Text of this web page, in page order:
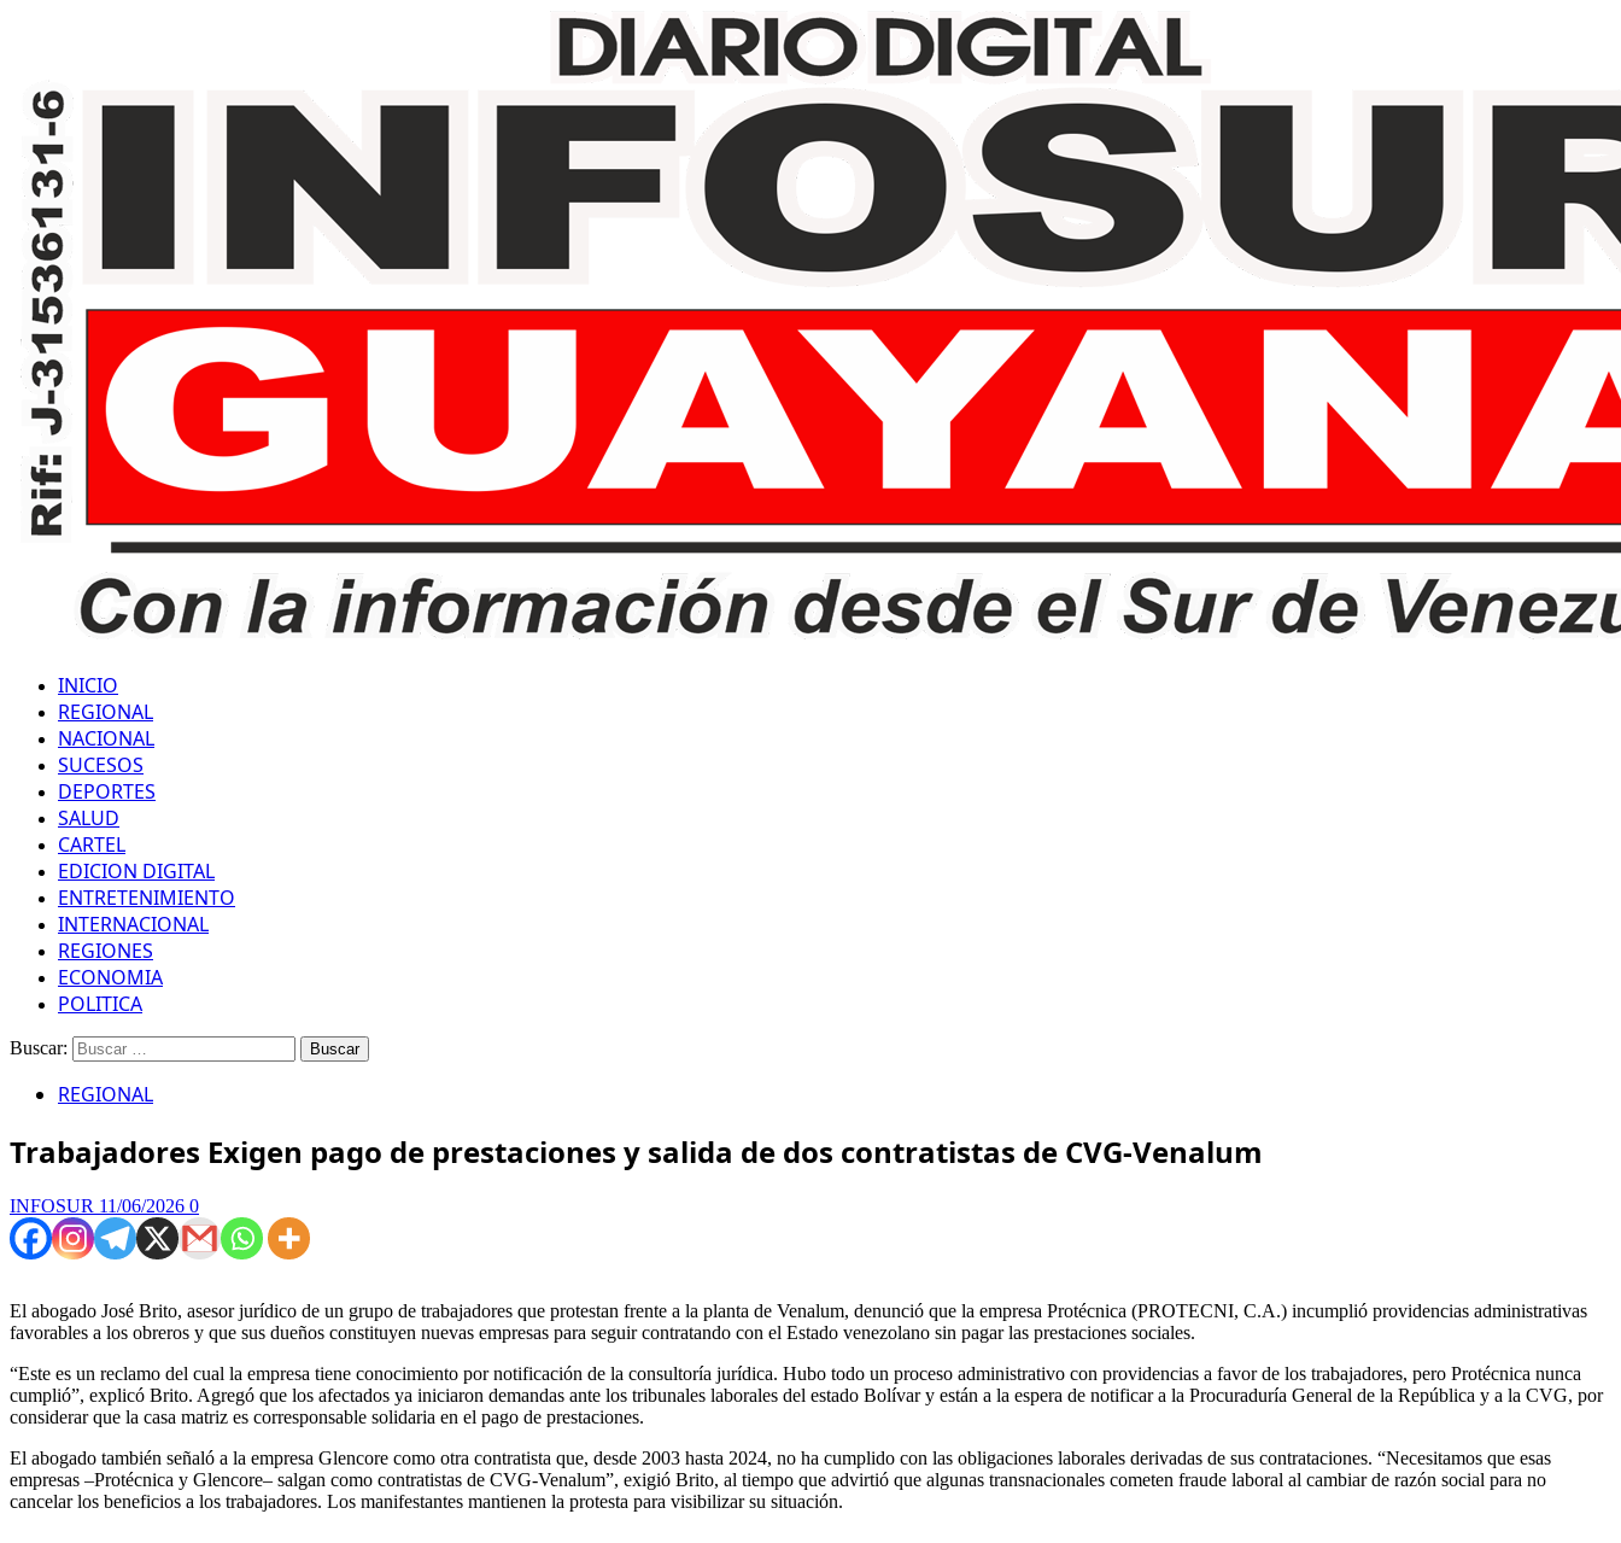
INICIO
REGIONAL
NACIONAL
SUCESOS
DEPORTES
SALUD
CARTEL
EDICION DIGITAL
ENTRETENIMIENTO
INTERNACIONAL
REGIONES
ECONOMIA
POLITICA
Buscar:
REGIONAL
Trabajadores Exigen pago de prestaciones y salida de dos contratistas de CVG-Venalum
INFOSUR 11/06/2026 0
El abogado José Brito, asesor jurídico de un grupo de trabajadores que protestan frente a la planta de Venalum, denunció que la empresa Protécnica (PROTECNI, C.A.) incumplió providencias administrativas
favorables a los obreros y que sus dueños constituyen nuevas empresas para seguir contratando con el Estado venezolano sin pagar las prestaciones sociales.
“Este es un reclamo del cual la empresa tiene conocimiento por notificación de la consultoría jurídica. Hubo todo un proceso administrativo con providencias a favor de los trabajadores, pero Protécnica nunca
cumplió”, explicó Brito. Agregó que los afectados ya iniciaron demandas ante los tribunales laborales del estado Bolívar y están a la espera de notificar a la Procuraduría General de la República y a la CVG, por
considerar que la casa matriz es corresponsable solidaria en el pago de prestaciones.
El abogado también señaló a la empresa Glencore como otra contratista que, desde 2003 hasta 2024, no ha cumplido con las obligaciones laborales derivadas de sus contrataciones. “Necesitamos que esas
empresas –Protécnica y Glencore– salgan como contratistas de CVG-Venalum”, exigió Brito, al tiempo que advirtió que algunas transnacionales cometen fraude laboral al cambiar de razón social para no
cancelar los beneficios a los trabajadores. Los manifestantes mantienen la protesta para visibilizar su situación.